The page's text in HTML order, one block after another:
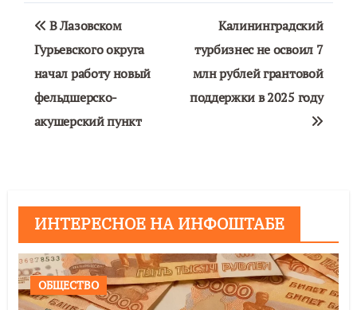
Навигация
по
записям
В Лазовском
Гурьевского округа
начал работу новый
фельдшерско-
акушерский пункт
Калининградский
турбизнес не освоил 7
млн рублей грантовой
поддержки в 2025 году
ИНТЕРЕСНОЕ НА ИНФОШТАБЕ
ОБЩЕСТВО